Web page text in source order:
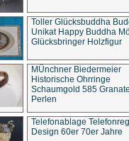
Toller Glücksbuddha
Unikat Happy Buddha
Glücksbringer Holzfigur
MÜnchner Biedermeier
Historische Ohrringe
Schaumgold 585
Perlen
Telefonablage
Design 60er 70er Jahre